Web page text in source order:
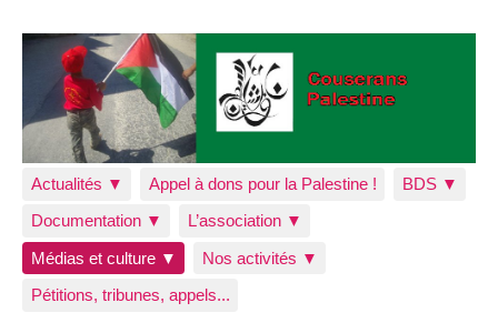
Actualités ▼ Appel à dons pour la Palestine !
BDS ▼
Documentation ▼
L’association ▼
Médias et culture ▼
Nos activités ▼
Pétitions, tribunes, appels...